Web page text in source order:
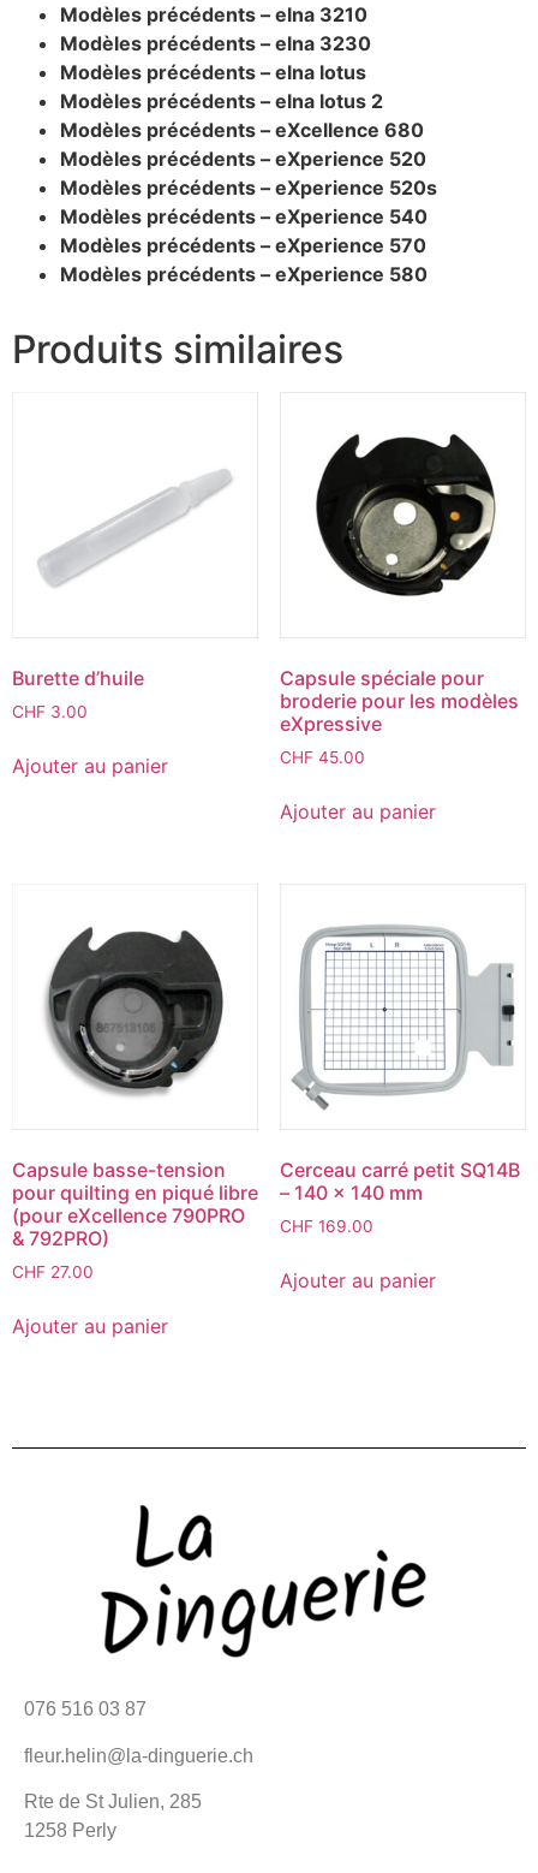
Modèles précédents – elna 3210
Modèles précédents – elna 3230
Modèles précédents – elna lotus
Modèles précédents – elna lotus 2
Modèles précédents – eXcellence 680
Modèles précédents – eXperience 520
Modèles précédents – eXperience 520s
Modèles précédents – eXperience 540
Modèles précédents – eXperience 570
Modèles précédents – eXperience 580
Produits similaires
Burette d’huile
CHF 3.00
Ajouter au panier
Capsule spéciale pour
broderie pour les modèles
eXpressive
CHF45.00
Ajouter au panier
Capsule basse-tension
pour quilting en piqué libre
(pour eXcellence 790PRO
& 792PRO)
CHF 27.00
Ajouter au panier
Cerceau carré petit SQ14B
– 140 x 140 mm
CHF169.00
Ajouter au panier
076 516 03 87
fleur.helin@la-dinguerie.ch
Rte de St Julien, 285
1258 Perly